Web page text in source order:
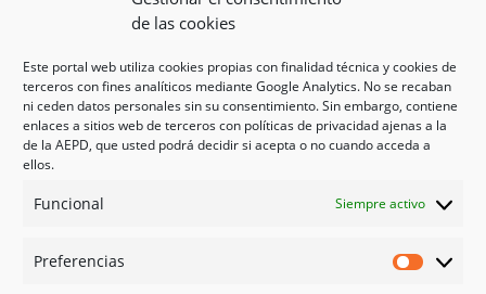
de las cookies
Este portal web utiliza cookies propias con finalidad técnica y cookies de
terceros con fines analíticos mediante Google Analytics. No se recaban
ni ceden datos personales sin su consentimiento. Sin embargo, contiene
enlaces a sitios web de terceros con políticas de privacidad ajenas a la
de la AEPD, que usted podrá decidir si acepta o no cuando acceda a
ellos.
Funcional Siempre activo
Preferencias
Exoneración de responsabilidad
Mapa del sitio
Mi cuenta
Tienda
Psicología en Murcia
Guías
Redes sociales